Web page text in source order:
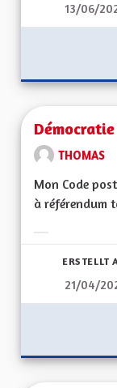
13/06/
THOMAS
Mon Code
à référendum
ERSTELLT
21/04/